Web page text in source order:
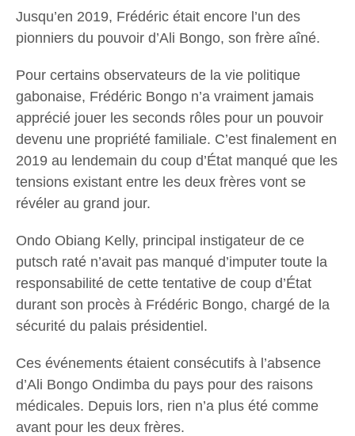
Jusqu’en 2019, Frédéric était encore l’un des
pionniers du pouvoir d’Ali Bongo, son frère aîné.
Pour certains observateurs de la vie politique
gabonaise, Frédéric Bongo n’a vraiment jamais
apprécié jouer les seconds rôles pour un pouvoir
devenu une propriété familiale. C’est finalement en
2019 au lendemain du coup d’État manqué que les
tensions existant entre les deux frères vont se
révéler au grand jour.
Ondo Obiang Kelly, principal instigateur de ce
putsch raté n’avait pas manqué d’imputer toute la
responsabilité de cette tentative de coup d’État
durant son procès à Frédéric Bongo, chargé de la
sécurité du palais présidentiel.
Ces événements étaient consécutifs à l’absence
d’Ali Bongo Ondimba du pays pour des raisons
médicales. Depuis lors, rien n’a plus été comme
avant pour les deux frères.